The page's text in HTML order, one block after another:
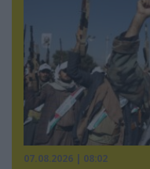
07.08.2026 | 08:02